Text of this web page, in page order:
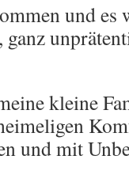
und es
ganz
kleine
und mit